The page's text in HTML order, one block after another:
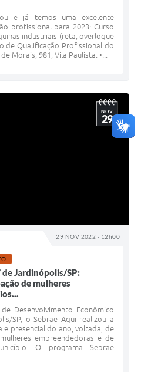
e já temos uma excelente
profissional para 2023: Curso
industriais (reta, overloque
de Qualificação Profissional do
Morais, 981, Vila Paulista. •...
29 NOV 2022 - 12h00
NOV
29
de Jardinópolis/SP:
de mulheres
Desenvolvimento Econômico
SP, o Sebrae Aqui realizou a
e presencial do ano, voltada, de
empreendedoras e de
O programa Sebrae